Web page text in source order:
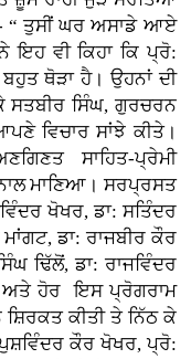
:- “ ਤੁਸੀਂ ਘਰ ਅਸਾਡੇ ਆਏ
ਇਹ ਵੀ ਕਿਹਾ ਕਿ ਪ੍ਰੋ:
ਥੋੜਾ ਹੈ। ਉਹਨਾਂ ਦੀ
ਸਤਬੀਰ ਸਿੰਘ, ਗੁਰਚਰਨ
ਵਿਚਾਰ ਸਾਂਝੇ ਕੀਤੇ।
ਸਾਹਿਤ-ਪ੍ਰੇਮੀ
ਮਾਣਿਆ। ਸਰਪ੍ਰਸਤ
ਖੋਖਰ, ਡਾ: ਸਤਿੰਦਰ
ਡਾ: ਰਾਜਬੀਰ ਕੌਰ
ਢਿੱਲੋਂ, ਡਾ: ਰਾਜਵਿੰਦਰ
ਅਤੇ ਹੋਰ ਇਸ ਪ੍ਰੋਗਰਾਮ
ਸ਼ਿਰਕਤ ਕੀਤੀ ਤੇ ਨਿੱਠ ਕੇ
ਕੌਰ ਖੋਖਰ, ਪ੍ਰੋ: